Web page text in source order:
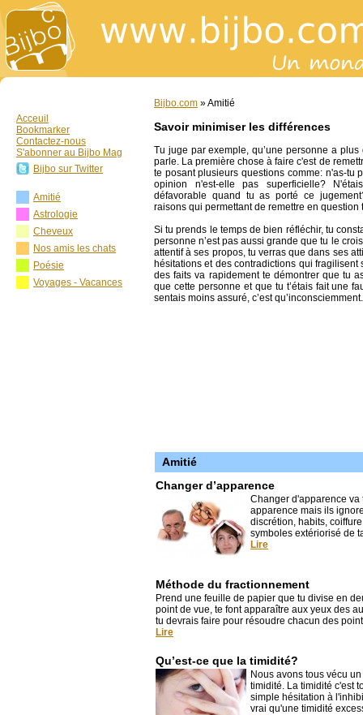
Acceuil
Bookmarker
Contactez-nous
S'abonner au Bijbo Mag
Bijbo sur Twitter
Amitié
Astrologie
Cheveux
Nos amis les chats
Poésie
Voyages - Vacances
Bijbo.com » Amitié
Savoir minimiser les différences
Tu juge par exemple, qu’une personne a
parle. La première chose à faire c'est de
te posant plusieurs questions comme: n'as-tu
opinion n'est-elle pas superficielle?
défavorable quand tu as porté ce
raisons qui permettant de remettre en question
Si tu prends le temps de bien réfléchir, tu
personne n’est pas aussi grande que tu le
attentif à ses propos, tu verras que dans ses
hésitations et des contradictions qui
des faits va rapidement te démontrer que tu
que cette personne et que tu t’étais fait une
sentais moins assuré, c’est
Amitié
Changer d’apparence
Changer d'apparence va
apparence mais ils
discrétion, habits,
symboles extériorisé de
Lire
Méthode du fractionnement
Prend une feuille de papier que tu divise en
point de vue, te font apparaître aux yeux des
tu devrais faire pour résoudre chacun des
Lire
Qu’est-ce que la timidité?
Nous avons tous vécu
timidité. La timidité c'est
simple hésitation à
vrai qu'une timidité